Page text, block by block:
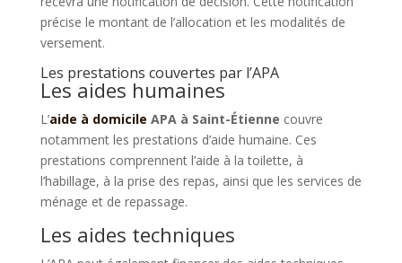
précise le montant de l’allocation et les modalités de
versement.
Les prestations couvertes par l’APA
Les aides humaines
L’aide à domicile APA à Saint-Étienne couvre
notamment les prestations d’aide humaine. Ces
prestations comprennent l’aide à la toilette, à
l’habillage, à la prise des repas, ainsi que les services de
ménage et de repassage.
Les aides techniques